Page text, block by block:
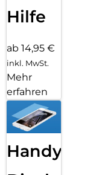
Hilfe
ab 14,95 €
inkl. MwSt.
Mehr
erfahren
Handy